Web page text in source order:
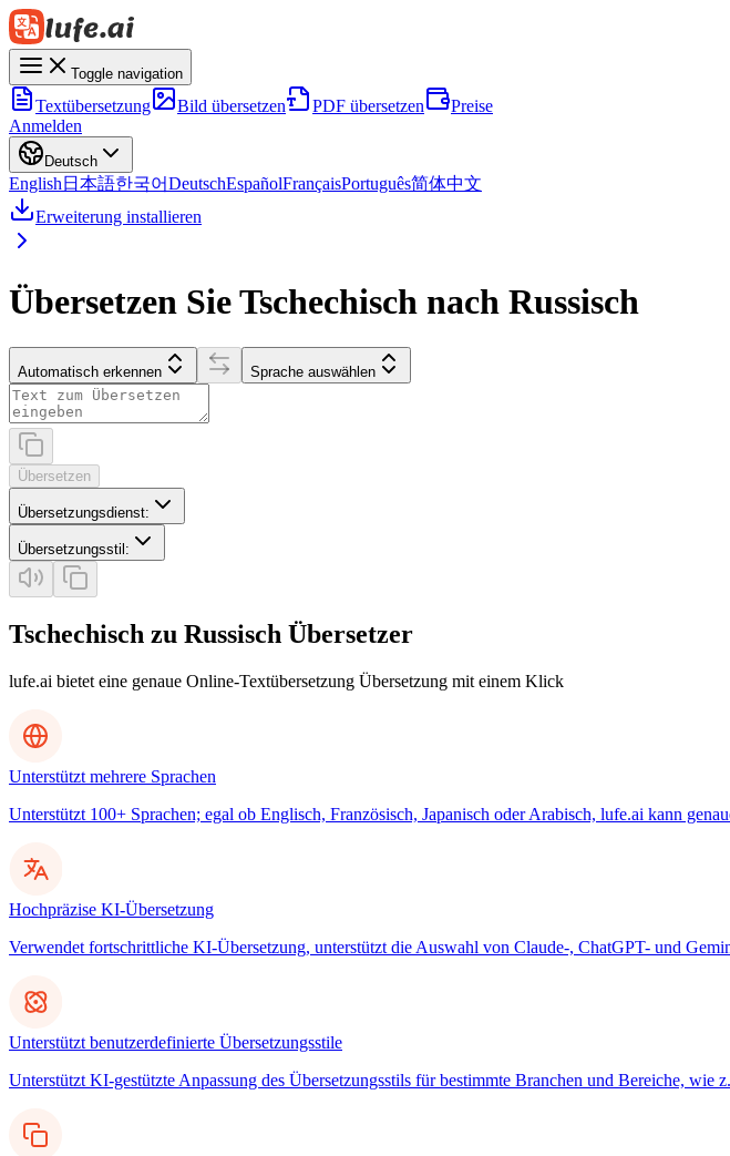
Toggle navigation
Textübersetzung Bild übersetzen PDF übersetzen
Preise
Anmelden
Deutsch
English 日本語한국어DeutschEspañolFrançaisPortuguês简体中文
Erweiterung installieren
Übersetzen Sie Tschechisch nach Russisch
Automatisch erkennen Sprache auswählen
Übersetzen
Übersetzungsdienst:
Übersetzungsstil :
Tschechisch zu Russisch Übersetzer
lufe.ai bietet eine genaue Online-Textübersetzung Übersetzung mit einem Klick
Unterstützt mehrere Sprachen
Unterstützt 100+ Sprachen; egal ob Englisch, Französisch, Japanisch oder Arabisch, lufe.ai kann
Hochpräzise KI-Übersetzung
Verwendet fortschrittliche KI-Übersetzung, unterstützt die Auswahl von Claude-, ChatGPT- und
Unterstützt benutzerdefinierte Übersetzungsstile
Unterstützt KI-gestützte Anpassung des Übersetzungsstils für bestimmte Branchen und Bereiche, wie